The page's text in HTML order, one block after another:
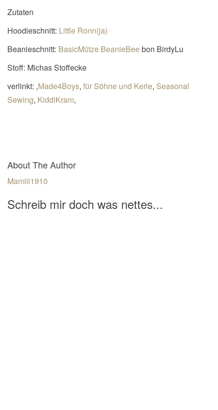
Zutaten
Hoodieschnitt: Little Ronn(ja)
Beanieschnitt: BasicMütze BeanieBeebon BirdyLu
Stoff: Michas Stoffecke
verlinkt: ,Made4Boys, für Söhne und Kerle, Seasonal
Sewing, KiddiKram,
About The Author
Mamili1910
Schreib mir doch was nettes...